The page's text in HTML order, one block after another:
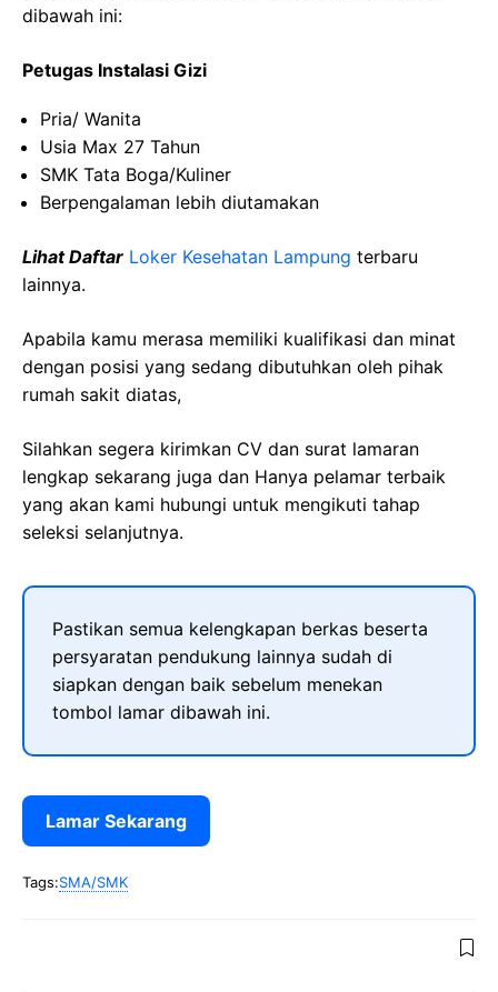
dibawah ini:
Petugas Instalasi Gizi
Pria/ Wanita
Usia Max 27 Tahun
SMK Tata Boga/Kuliner
Berpengalaman lebih diutamakan
Lihat Daftar Loker Kesehatan Lampung terbaru
lainnya.
Apabila kamu merasa memiliki kualifikasi dan minat
dengan posisi yang sedang dibutuhkan oleh pihak
rumah sakit diatas,
Silahkan segera kirimkan CV dan surat lamaran
lengkap sekarang juga dan Hanya pelamar terbaik
yang akan kami hubungi untuk mengikuti tahap
seleksi selanjutnya.
Pastikan semua kelengkapan berkas beserta
persyaratan pendukung lainnya sudah di
siapkan dengan baik sebelum menekan
tombol lamar dibawah ini.
Lamar Sekarang
Tags:SMA/SMK